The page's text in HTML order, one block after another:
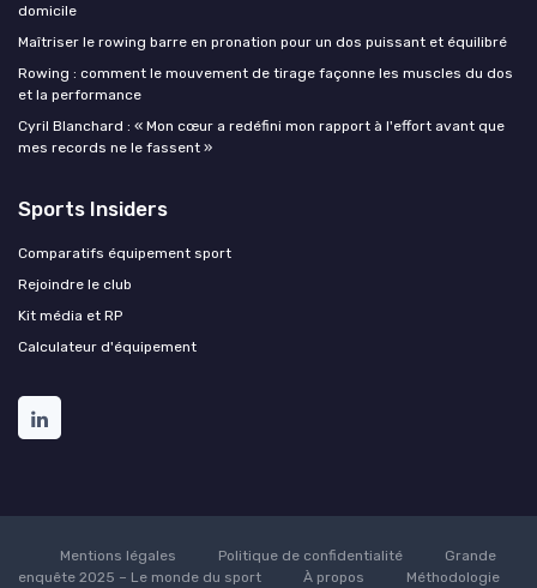
domicile
Maîtriser le rowing barre en pronation pour un dos puissant et équilibré
Rowing : comment le mouvement de tirage façonne les muscles du dos
et la performance
Cyril Blanchard : « Mon cœur a redéfini mon rapport à l'effort avant que
mes records ne le fassent »
Sports Insiders
Comparatifs équipement sport
Rejoindre le club
Kit média et RP
Calculateur d'équipement
Mentions légales Politique de confidentialité
Grande
enquête 2025 – Le monde du sport
À propos
Méthodologie